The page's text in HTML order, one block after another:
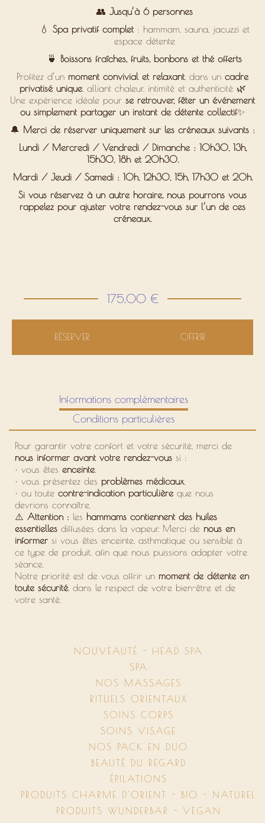
👥 Jusqu’à 6 personnes
💧 Spa privatif complet: hammam, sauna, jacuzzi et
espace détente
🍵
Boissons fraîches, fruits, bonbons et thé offerts
Profitez d’un moment convivial et relaxant, dans un cadre
privatisé unique, alliant chaleur, intimité et authenticité 🌿
Une expérience idéale pour se retrouver, fêter un événement
ou simplement partager un instant de détente collectif✨
🔔 Merci de réserver uniquement sur les créneaux suivants :
Lundi / Mercredi / Vendredi / Dimanche : 10h30, 13h,
15h30, 18h et 20h30.
Mardi / Jeudi / Samedi : 10h, 12h30, 15h, 17h30 et 20h.
Si vous réservez à un autre horaire, nous pourrons vous
rappelez pour ajuster votre rendez-vous sur l’un de ces
créneaux.
RÉSERVER OFFRIR
175,00 €
Informations complémentaires
Conditions particulières
Pour garantir votre confort et votre sécurité, merci de
nous informer avant votre rendez-vous si :
• vous êtes enceinte
• vous présentez des problèmes médicaux
• ou toute contre-indication particulière que nous
devrions connaître.
⚠️ Attention : les hammams contiennent des huiles
essentielles diffusées dans la vapeur. Merci de nous en
informer si vous êtes enceinte, asthmatique ou sensible à
ce type de produit, afin que nous puissions adapter votre
séance.
Notre priorité est de vous offrir un moment de détente en
toute sécurité, dans le respect de votre bien-être et de
votre santé.
NOUVEAUTÉ - HEAD SPA
SPA
NOS MASSAGES
RITUELS ORIENTAUX
SOINS CORPS
SOINS VISAGE
NOS PACK EN DUO
BEAUTÉ DU REGARD
ÉPILATIONS
PRODUITS CHARME D'ORIENT - BIO - NATUREL
PRODUITS WUNDERBAR - VEGAN